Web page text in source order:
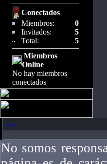
Conectados
Miembros:
0
Invitados:
5
Total:
5
Miembros
Online
No hay miembros
conectados
No somos